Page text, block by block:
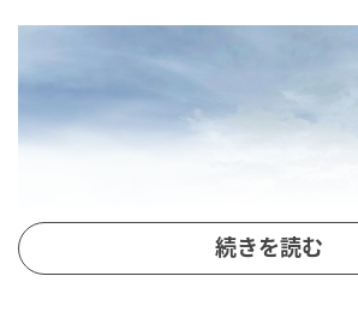
続きを読む